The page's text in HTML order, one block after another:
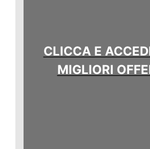
CLICCA E
MIGLIORI